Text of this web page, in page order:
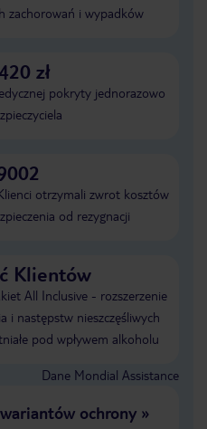
zachorowań i wypadków
zł
pokryty jednorazowo
otrzymali zwrot kosztów
od rezygnacji
Klientów
All Inclusive - rozszerzenie
i następstw nieszczęśliwych
pod wpływem alkoholu
Dane Mondial Assistance
ochrony»